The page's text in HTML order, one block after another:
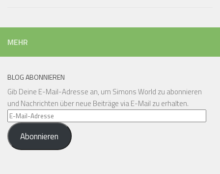
MEHR
BLOG ABONNIEREN
Gib Deine E-Mail-Adresse an, um Simons World zu abonnieren
und Nachrichten über neue Beiträge via E-Mail zu erhalten.
E-
Mail-
AdresseAbonnieren